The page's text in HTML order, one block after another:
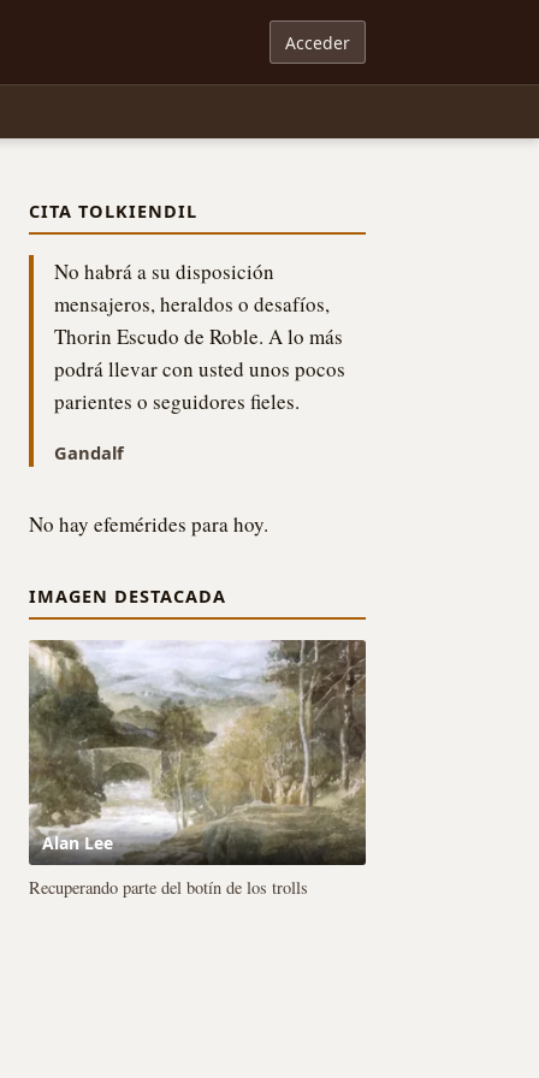
Acceder
CITA TOLKIENDIL
No habrá a su disposición
mensajeros, heraldos o desafíos,
Thorin Escudo de Roble. A lo más
podrá llevar con usted unos pocos
parientes o seguidores fieles.
Gandalf
No hay efemérides para hoy.
IMAGEN DESTACADA
Alan Lee
Recuperando parte del botín de los trolls